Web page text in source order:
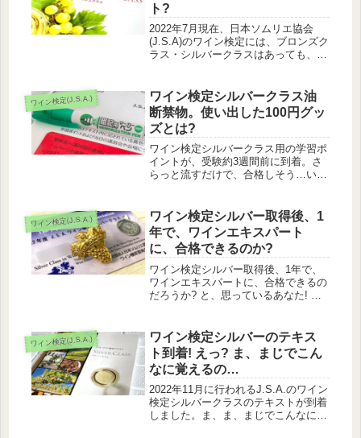
ト?
2022年7月現在、日本ソムリエ協会
(J.S.A)のワイン検定には、ブロンズク
ラス・シルバークラスはあっても、ゴ
んで、その理由が判明しました。
ワイン検定(J.S.A.)
ワイン検定シルバークラス油
断禁物。使い出した100円グッ
ズとは?
ワイン検定シルバークラス用の学習ポ
イントが、受験約3週間前に到着。さ
らっと流すだけで、合格しそう…いや
い、ラストスパート中‼
ワイン検定(J.S.A.)
ワイン検定シルバー取得後、1
年で、ワインエキスパート
に、合格できるのか?
ワイン検定シルバー取得後、1年で、
ワインエキスパートに、合格できるの
だろうか? と、思っているあなた! 正
ワイン検定(J.S.A.)
ワイン検定シルバーのテキス
ト到着! えっ? ま、まじでこん
なに覚えるの…
2022年11月に行われるJ.S.A.のワイン
検定シルバークラスのテキストが到着
しました。ま、ま、まじでこんなに覚